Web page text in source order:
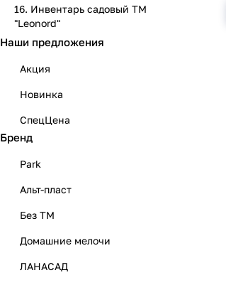
16. Инвентарь садовый ТМ
"Leonord"
Наши предложения
Акция
Новинка
СпецЦена
Бренд
Park
Альт-пласт
Без ТМ
Домашние мелочи
ЛАНАСАД